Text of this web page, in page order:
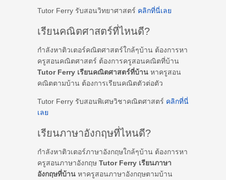
Tutor Ferry รับสอนวิทยาศาสตร์ คลิกที่นี่เลย
เรียนคณิตศาสตร์ที่ไหนดี?
กำลังหาติวเตอร์คณิตศาสตร์ใกล้ๆบ้าน ต้องการหา
ครูสอนคณิตศาสตร์ ต้องการครูสอนคณิตที่บ้าน
Tutor Ferry เรียนคณิตศาสตร์ที่บ้าน หาครูสอน
คณิตตามบ้าน ต้องการเรียนคณิตตัวต่อตัว
Tutor Ferry รับสอนพิเศษวิชาคณิตศาสตร์ คลิกที่นี่
เลย
เรียนภาษาอังกฤษที่ไหนดี?
กำลังหาติวเตอร์ภาษาอังกฤษใกล้ๆบ้าน ต้องการหา
ครูสอนภาษาอังกฤษ Tutor Ferry เรียนภาษา
อังกฤษที่บ้าน หาครูสอนภาษาอังกฤษตามบ้าน